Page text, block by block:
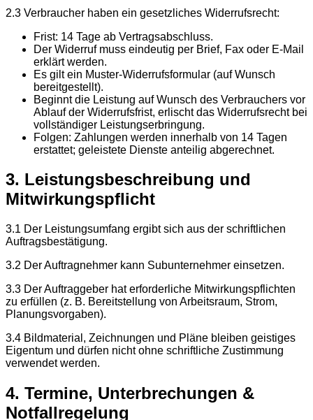
2.3 Verbraucher haben ein gesetzliches Widerrufsrecht:
Frist: 14 Tage ab Vertragsabschluss.
Der Widerruf muss eindeutig per Brief, Fax oder E-Mail
erklärt werden.
Es gilt ein Muster-Widerrufsformular (auf Wunsch
bereitgestellt).
Beginnt die Leistung auf Wunsch des Verbrauchers vor
Ablauf der Widerrufsfrist, erlischt das Widerrufsrecht bei
vollständiger Leistungserbringung.
Folgen: Zahlungen werden innerhalb von 14 Tagen
erstattet; geleistete Dienste anteilig abgerechnet.
3. Leistungsbeschreibung und
Mitwirkungspflicht
3.1 Der Leistungsumfang ergibt sich aus der schriftlichen
Auftragsbestätigung.
3.2 Der Auftragnehmer kann Subunternehmer einsetzen.
3.3 Der Auftraggeber hat erforderliche Mitwirkungspflichten
zu erfüllen (z. B. Bereitstellung von Arbeitsraum, Strom,
Planungsvorgaben).
3.4 Bildmaterial, Zeichnungen und Pläne bleiben geistiges
Eigentum und dürfen nicht ohne schriftliche Zustimmung
verwendet werden.
4. Termine, Unterbrechungen &
Notfallregelung